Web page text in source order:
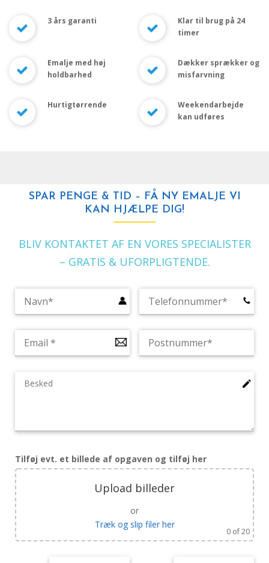
3 års garanti
Klar til brug på 24
timer
Emalje med høj
holdbarhed
Dækker sprækker og
misfarvning
Hurtigtørrende
Weekendarbejde
kan udføres
SPAR PENGE & TID – FÅ NY EMALJE VI
KAN HJÆLPE DIG!
BLIV KONTAKTET AF EN VORES SPECIALISTER
– GRATIS & UFORPLIGTENDE.
Tilføj evt. et billede af opgaven og tilføj her
Upload billeder
or
Træk og slip filer her
0 of 20